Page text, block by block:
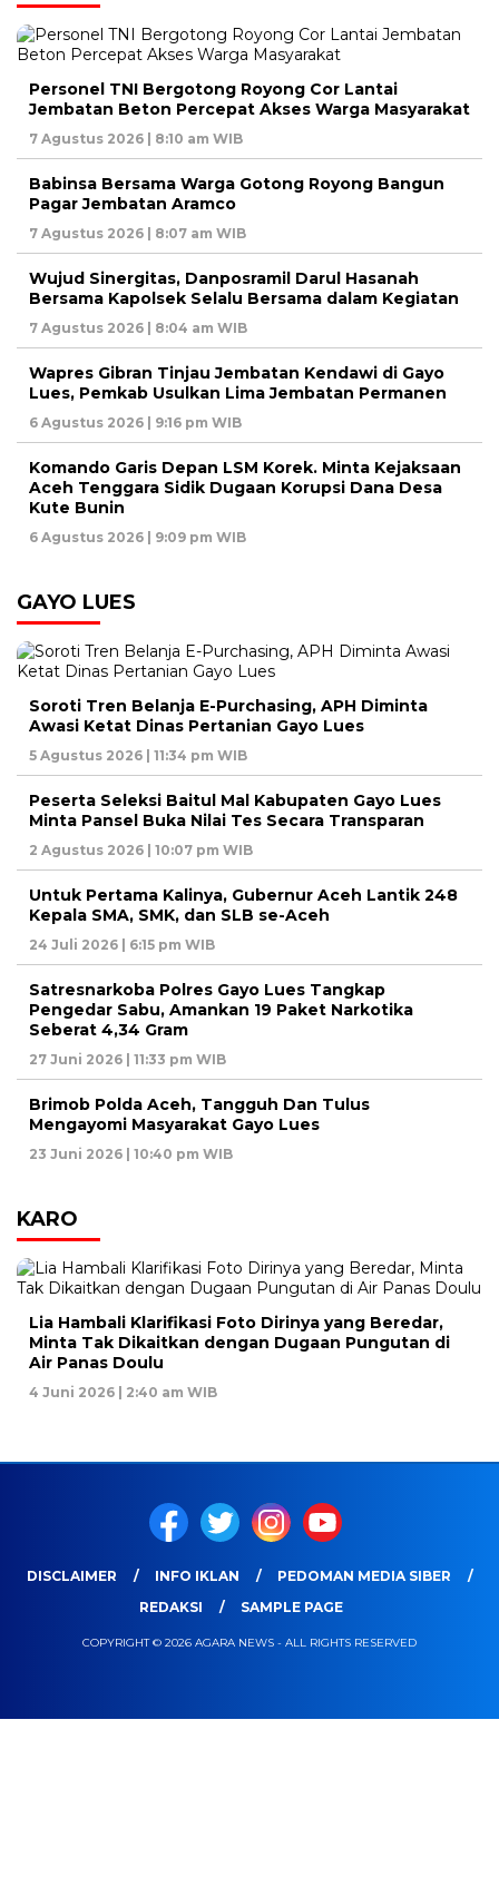
Personel TNI Bergotong Royong Cor Lantai
Jembatan Beton Percepat Akses Warga Masyarakat
7 Agustus 2026 | 8:10 am WIB
Babinsa Bersama Warga Gotong Royong Bangun
Pagar Jembatan Aramco
7 Agustus 2026 | 8:07 am WIB
Wujud Sinergitas, Danposramil Darul Hasanah
Bersama Kapolsek Selalu Bersama dalam Kegiatan
7 Agustus 2026 | 8:04 am WIB
Wapres Gibran Tinjau Jembatan Kendawi di Gayo
Lues, Pemkab Usulkan Lima Jembatan Permanen
6 Agustus 2026 | 9:16 pm WIB
Komando Garis Depan LSM Korek. Minta Kejaksaan
Aceh Tenggara Sidik Dugaan Korupsi Dana Desa
Kute Bunin
6 Agustus 2026 | 9:09 pm WIB
GAYO LUES
Soroti Tren Belanja E-Purchasing, APH Diminta
Awasi Ketat Dinas Pertanian Gayo Lues
5 Agustus 2026 | 11:34 pm WIB
Peserta Seleksi Baitul Mal Kabupaten Gayo Lues
Minta Pansel Buka Nilai Tes Secara Transparan
2 Agustus 2026 | 10:07 pm WIB
Untuk Pertama Kalinya, Gubernur Aceh Lantik 248
Kepala SMA, SMK, dan SLB se-Aceh
24 Juli 2026 | 6:15 pm WIB
Satresnarkoba Polres Gayo Lues Tangkap
Pengedar Sabu, Amankan 19 Paket Narkotika
Seberat 4,34 Gram
27 Juni 2026 | 11:33 pm WIB
Brimob Polda Aceh, Tangguh Dan Tulus
Mengayomi Masyarakat Gayo Lues
23 Juni 2026 | 10:40 pm WIB
KARO
Lia Hambali Klarifikasi Foto Dirinya yang Beredar,
Minta Tak Dikaitkan dengan Dugaan Pungutan di
Air Panas Doulu
4 Juni 2026 | 2:40 am WIB
DISCLAIMER INFO IKLAN
PEDOMAN MEDIA SIBER
REDAKSI
SAMPLE PAGE
COPYRIGHT © 2026 AGARA NEWS - ALL RIGHTS RESERVED